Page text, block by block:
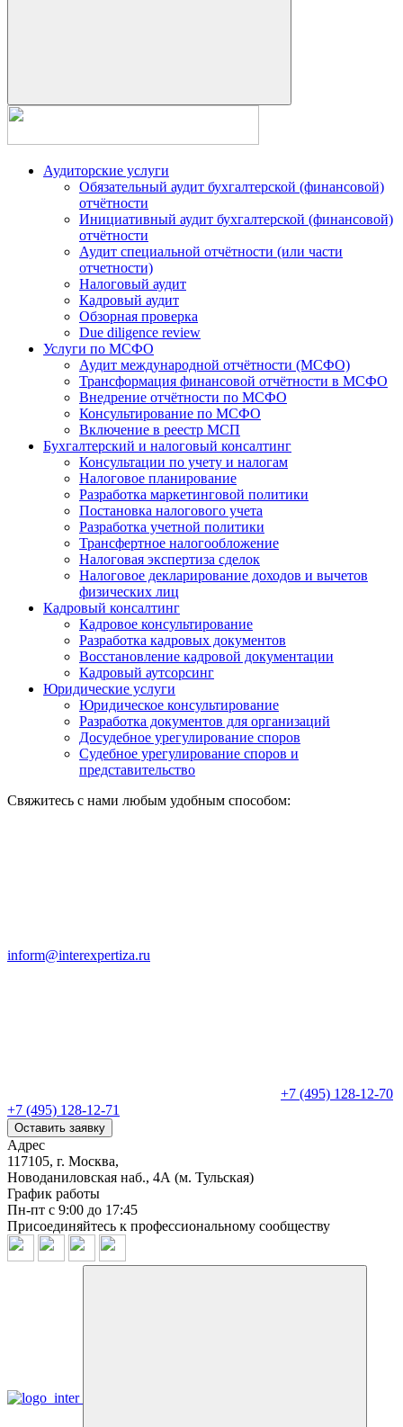
Аудиторские услуги
Обязательный аудит бухгалтерской (финансовой)
отчётности
Инициативный аудит бухгалтерской (финансовой)
отчётности
Аудит специальной отчётности (или части
отчетности)
Налоговый аудит
Кадровый аудит
Обзорная проверка
Due diligence review
Услуги по МСФО
Аудит международной отчётности (МСФО)
Трансформация финансовой отчётности в МСФО
Внедрение отчётности по МСФО
Консультирование по МСФО
Включение в реестр МСП
Бухгалтерский и налоговый консалтинг
Консультации по учету и налогам
Налоговое планирование
Разработка маркетинговой политики
Постановка налогового учета
Разработка учетной политики
Трансфертное налогообложение
Налоговая экспертиза сделок
Налоговое декларирование доходов и вычетов
физических лиц
Кадровый консалтинг
Кадровое консультирование
Разработка кадровых документов
Восстановление кадровой документации
Кадровый аутсорсинг
Юридические услуги
Юридическое консультирование
Разработка документов для организаций
Досудебное урегулирование споров
Судебное урегулирование споров и
представительство
Свяжитесь с нами любым удобным способом:
inform@interexpertiza.ru
+7 (495) 128-12-70
+7 (495) 128-12-71
Оставить заявку
Адрес
117105, г. Москва,
Новоданиловская наб., 4А (м. Тульская)
График работы
Пн-пт с 9:00 до 17:45
Присоединяйтесь к профессиональному сообществу